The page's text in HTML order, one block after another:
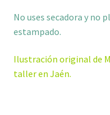
No uses secadora y no
estampado.
Ilustración original de
taller en Jaén.